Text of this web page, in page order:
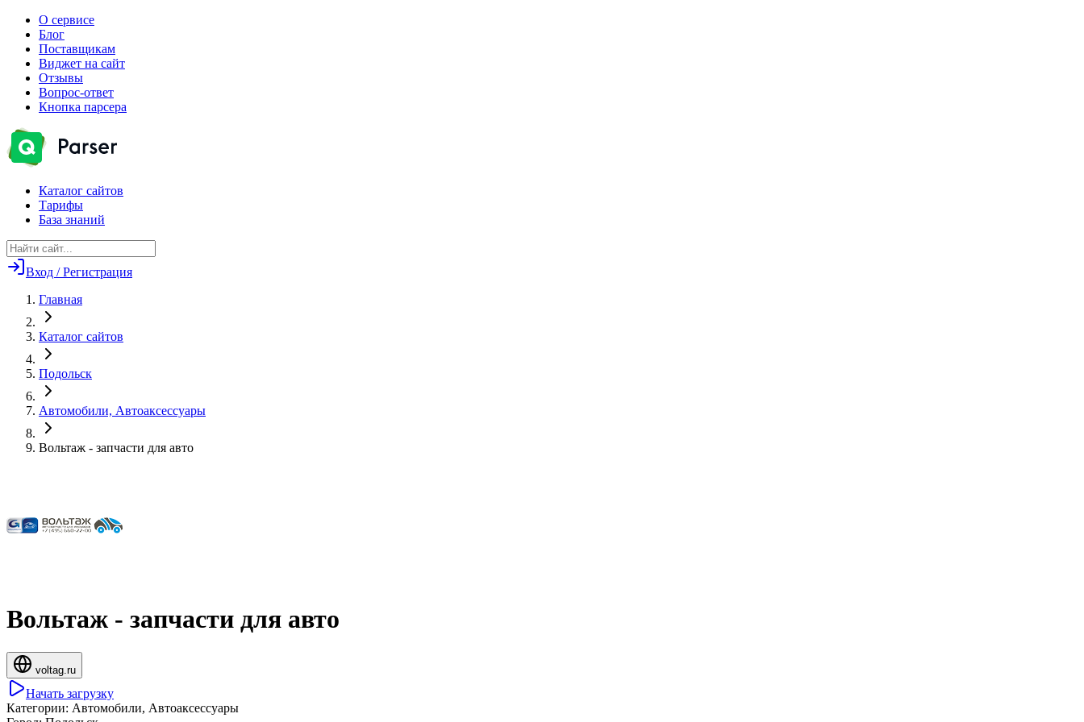
О сервисе
Блог
Поставщикам
Виджет на сайт
Отзывы
Вопрос-ответ
Кнопка парсера
Каталог сайтов
Тарифы
База знаний
Вход / Регистрация
Главная
Каталог сайтов
Подольск
Автомобили, Автоаксессуары
Вольтаж - запчасти для авто
Вольтаж - запчасти для авто
voltag.ru
Начать загрузку
Категории: Автомобили, Автоаксессуары